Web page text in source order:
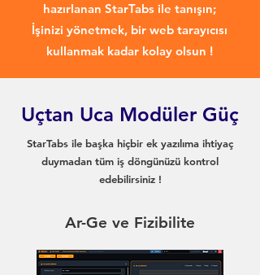
hazırlanan StarTabs ile tanışın;
İşinizi yönetmek, bir web tarayıcısı
kullanmak kadar kolay olsun !
Uçtan Uca Modüler Güç
StarTabs ile başka hiçbir ek yazılıma ihtiyaç
duymadan tüm iş döngünüzü kontrol
edebilirsiniz !
Ar-Ge ve Fizibilite